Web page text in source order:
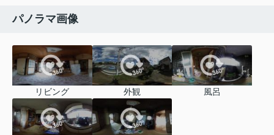
パノラマ画像
リビング 外観 風呂